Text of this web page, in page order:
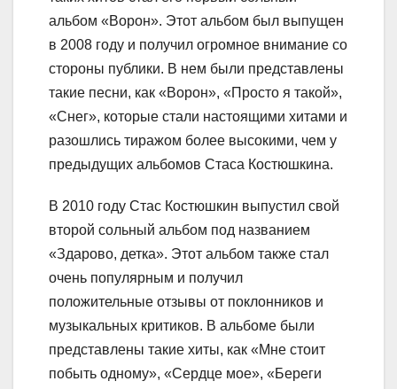
альбом «Ворон». Этот альбом был выпущен
в 2008 году и получил огромное внимание со
стороны публики. В нем были представлены
такие песни, как «Ворон», «Просто я такой»,
«Снег», которые стали настоящими хитами и
разошлись тиражом более высокими, чем у
предыдущих альбомов Стаса Костюшкина.
В 2010 году Стас Костюшкин выпустил свой
второй сольный альбом под названием
«Здарово, детка». Этот альбом также стал
очень популярным и получил
положительные отзывы от поклонников и
музыкальных критиков. В альбоме были
представлены такие хиты, как «Мне стоит
побыть одному», «Сердце мое», «Береги